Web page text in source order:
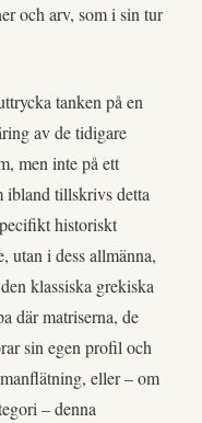
och arv, som i sin tur
tanken på en
av de tidigare
men inte på ett
ibland tillskrivs detta
historiskt
utan i dess allmänna,
klassiska grekiska
där matriserna, de
sin egen profil och
eller – om
– denna